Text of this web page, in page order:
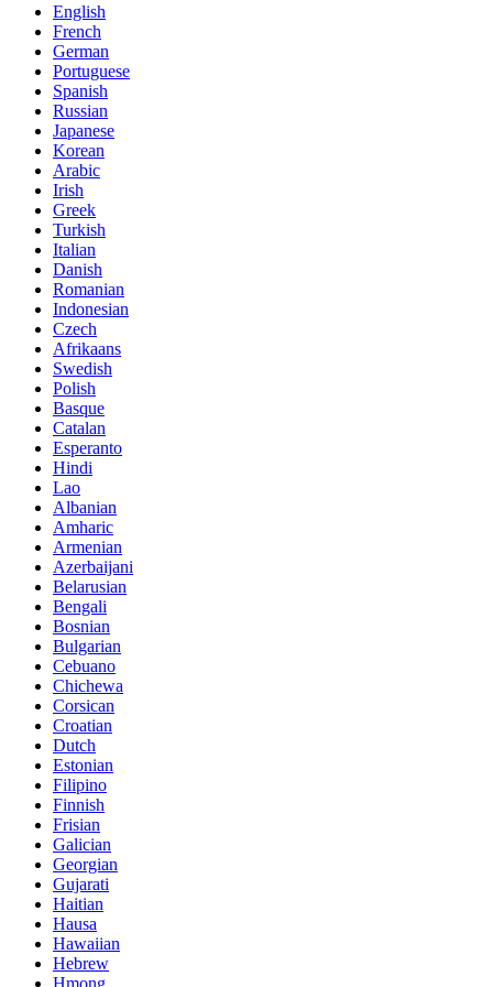
English
French
German
Portuguese
Spanish
Russian
Japanese
Korean
Arabic
Irish
Greek
Turkish
Italian
Danish
Romanian
Indonesian
Czech
Afrikaans
Swedish
Polish
Basque
Catalan
Esperanto
Hindi
Lao
Albanian
Amharic
Armenian
Azerbaijani
Belarusian
Bengali
Bosnian
Bulgarian
Cebuano
Chichewa
Corsican
Croatian
Dutch
Estonian
Filipino
Finnish
Frisian
Galician
Georgian
Gujarati
Haitian
Hausa
Hawaiian
Hebrew
Hmong